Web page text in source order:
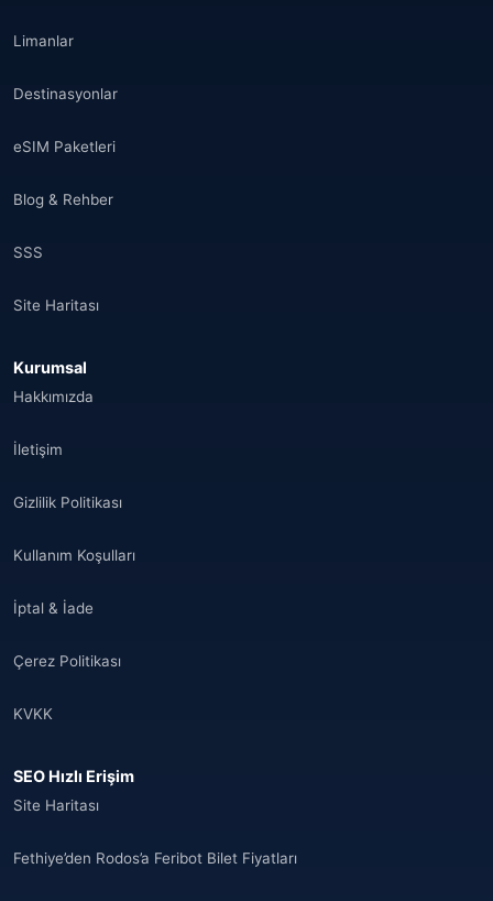
Limanlar
Destinasyonlar
eSIM Paketleri
Blog & Rehber
SSS
Site Haritası
Kurumsal
Hakkımızda
İletişim
Gizlilik Politikası
Kullanım Koşulları
İptal & İade
Çerez Politikası
KVKK
SEO Hızlı Erişim
Site Haritası
Fethiye’den Rodos’a Feribot Bilet Fiyatları